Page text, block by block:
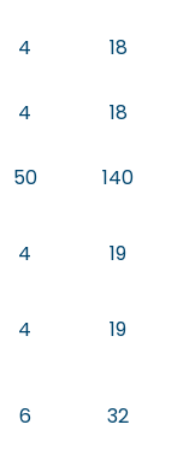
4 18
4 18
50 140
4 19
4 19
6 32